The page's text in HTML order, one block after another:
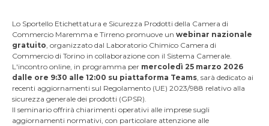
Lo Sportello Etichettatura e Sicurezza Prodotti della Camera di
Commercio Maremma e Tirreno promuove un webinar nazionale
gratuito, organizzato dal Laboratorio Chimico Camera di
Commercio di Torino in collaborazione con il Sistema Camerale.
L'incontro online, in programma per mercoledì 25 marzo 2026
dalle ore 9:30 alle 12:00 su piattaforma Teams, sarà dedicato ai
recenti aggiornamenti sul Regolamento (UE) 2023/988 relativo alla
sicurezza generale dei prodotti (GPSR).
Il seminario offrirà chiarimenti operativi alle imprese sugli
aggiornamenti normativi, con particolare attenzione alle